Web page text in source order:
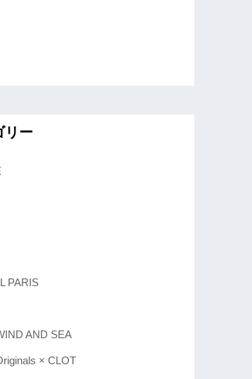
リー
PARIS
AND SEA
× CLOT